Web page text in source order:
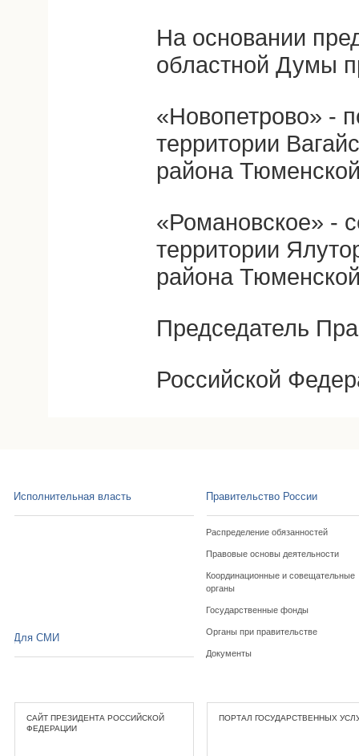
На основании
областной Думы
«Новопетрово» -
территории
района
«Романовское» -
территории
района
Председатель
Российской
Исполнительная власть Правительство России
Распределение обязанностей
Правовые основы деятельности
Координационные и совещательные
органы
Государственные фонды
Органы при правительстве
Документы
Для СМИ
САЙТ ПРЕЗИДЕНТА РОССИЙСКОЙ
ФЕДЕРАЦИИ
ПОРТАЛ ГОСУДАРСТВЕННЫХ